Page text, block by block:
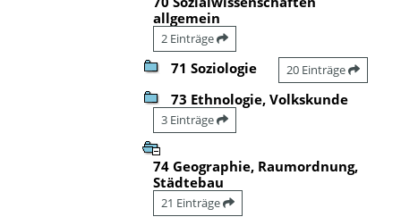
allgemein
2 Einträge
71 Soziologie 20 Einträge
73 Ethnologie, Volkskunde
3 Einträge
74 Geographie, Raumordnung,
Städtebau
21 Einträge